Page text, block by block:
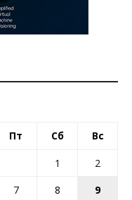
Пт Сб Вс
1
2
7 8
9